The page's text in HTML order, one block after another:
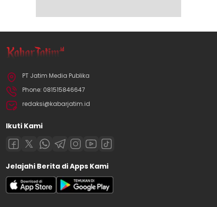
PT Jatim Media Publika
Phone: 081515846647
redaksi@kabarjatim.id
Ikuti Kami
Jelajahi Berita di Apps Kami